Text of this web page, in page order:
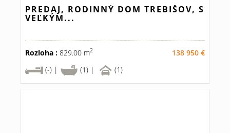
PREDAJ, RODINNÝ DOM TREBIŠOV, S
VEĽKÝM...
Rozloha : 829.00 m2
138 950 €
(-) |
(1) | (1)